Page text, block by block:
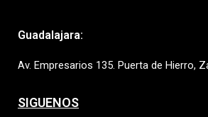
Guadalajara:
Av. Empresarios 135. Puerta de Hierro,
SIGUENOS